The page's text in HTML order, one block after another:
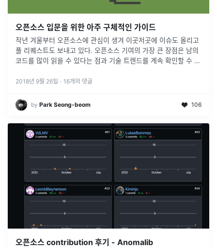
오픈소스 입문을 위한 아주 구체적인 가이드
작년 겨울부터 오픈소스에 관심이 생겨 이곳저곳에 이슈도 올리고
풀 리퀘스트도 보내고 있다. 오픈소스 기여의 가장 큰 장점은 남의
코드를 많이 읽을 수 있다는 점과 기술 트렌드를 계속 확인할 수 있
처...
2018년 9월 26일 · 16개의 댓글
by Park Seong-beom 106
오픈소스 contribution 후기 - Anomalib